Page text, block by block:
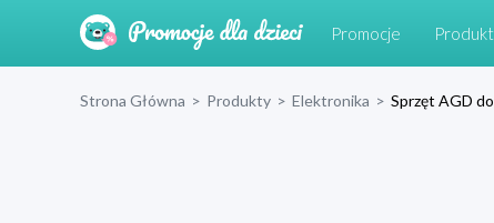
Promocje
Strona Główna > Produkty > Elektronika > Sprzęt AGD